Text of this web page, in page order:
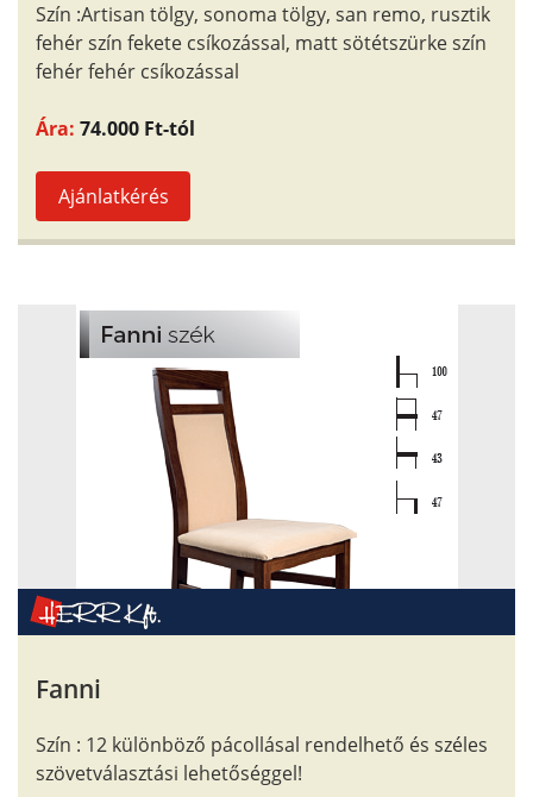
Szín :Artisan tölgy, sonoma tölgy, san remo, rusztik
fehér szín fekete csíkozással, matt sötétszürke szín
fehér fehér csíkozással
Ára: 74.000 Ft-tól
Ajánlatkérés
Fanni
Szín : 12 különböző pácollásal rendelhető és széles
szövetválasztási lehetőséggel!